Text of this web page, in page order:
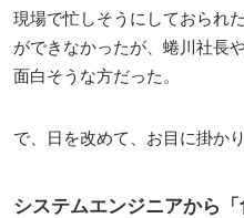
現場で忙しそうにしておられ
ができなかったが、蜷川社長
面白そうな方だった。
で、日を改めて、お目に掛か
システムエンジニアから